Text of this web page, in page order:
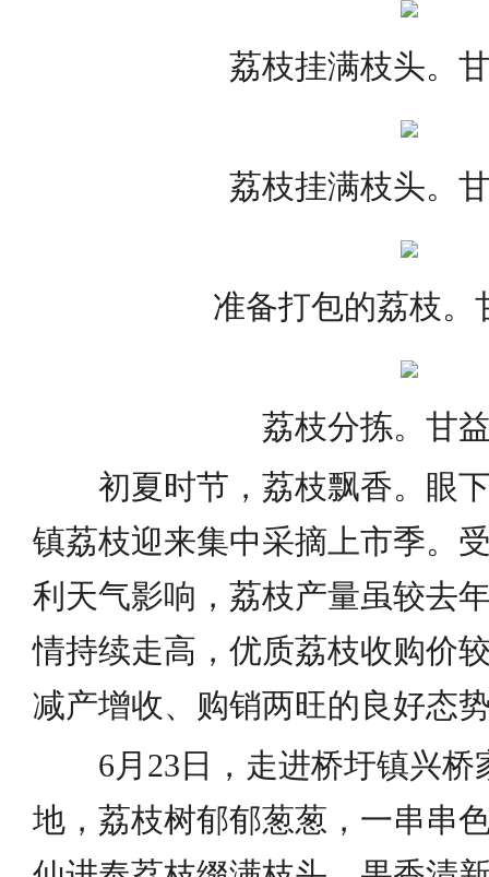
荔枝挂满枝头。
荔枝挂满枝头。
准备打包的荔枝。
荔枝分拣。甘
初夏时节，荔枝飘香。眼
镇荔枝迎来集中采摘上市季。
利天气影响，荔枝产量虽较去
情持续走高，优质荔枝收购价
减产增收、购销两旺的良好态
6月23日，走进桥圩镇兴
地，荔枝树郁郁葱葱，一串串